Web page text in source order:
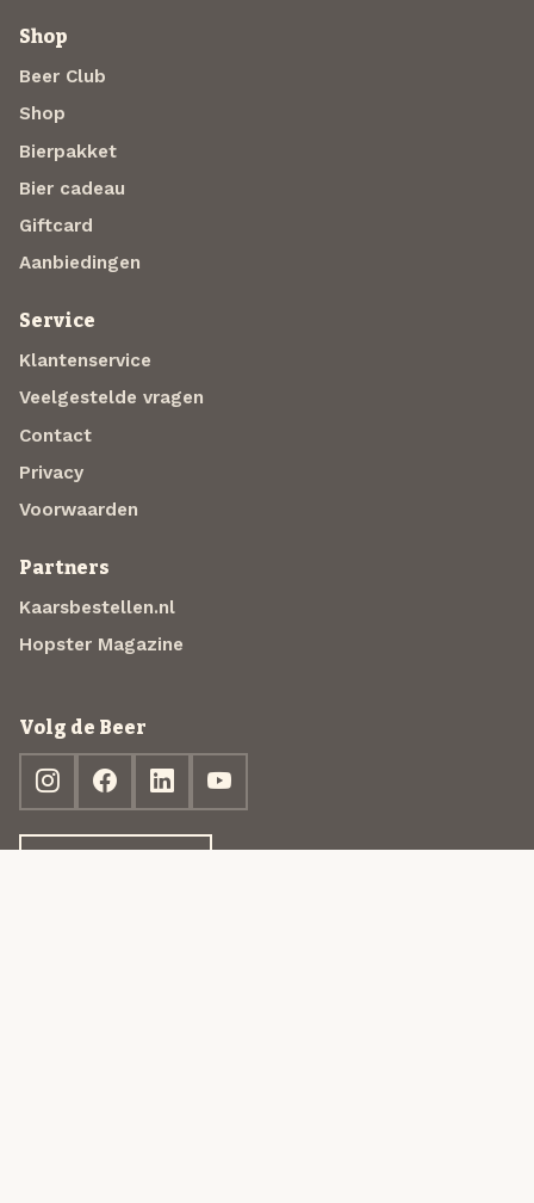
Shop
Beer Club
Shop
Bierpakket
Bier cadeau
Giftcard
Aanbiedingen
Service
Klantenservice
Veelgestelde vragen
Contact
Privacy
Voorwaarden
Partners
Kaarsbestellen.nl
Hopster Magazine
Volg de Beer